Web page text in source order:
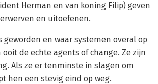
Herman en van koning Filip) geven
en uitoefenen.
en waar systemen overal op
de echte agents of change. Ze zijn
Als ze er tenminste in slagen om
hen een stevig eind op weg.